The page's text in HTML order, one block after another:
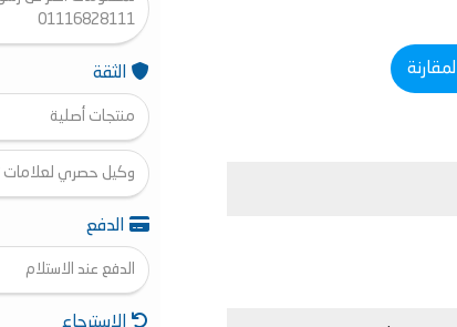
01116828111
الثقة
منتجات أصلية
وكيل حصري لعلامات
الدفع
الدفع عند الاستلام
الاسترجاع